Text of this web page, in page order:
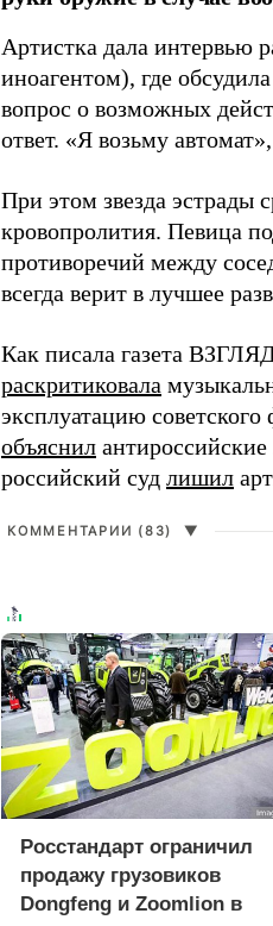
Артистка дала интервью
иноагентом), где
вопрос о возможных
ответ. «Я возьму
При этом звезда эстрады
кровопролития. Певица
противоречий между
всегда верит в лучшее
Как писала газета
раскритиковала
эксплуатацию
объяснил
российский суд лишил
КОММЕНТАРИИ (83) ▼
Росстандарт ограничил
продажу грузовиков
Dongfeng и Zoomlion в